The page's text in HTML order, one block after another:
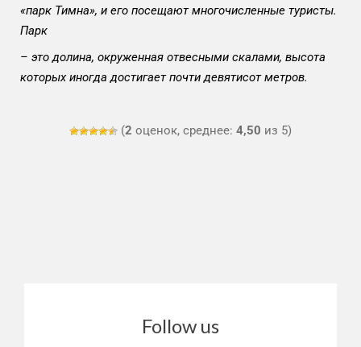
«парк Тимна», и его посещают многочисленные туристы.
Парк
– это долина, окруженная отвесными скалами, высота
которых иногда достигает почти девятисот метров.
(2 оценок, среднее: 4,50 из 5)
Follow us